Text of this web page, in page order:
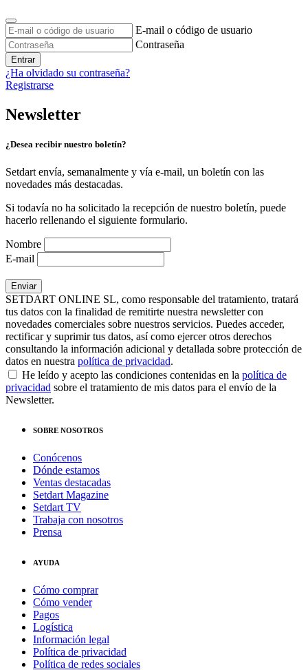
E-mail o código de usuario
Contraseña
Entrar
¿Ha olvidado su contraseña?
Registrarse
Newsletter
¿Desea recibir nuestro boletín?
Setdart envía, semanalmente y vía e-mail, un boletín con las
novedades más destacadas.
Si todavía no ha solicitado la recepción de nuestro boletín, puede
hacerlo rellenando el siguiente formulario.
Nombre
E-mail
SETDART ONLINE SL, como responsable del tratamiento, tratará
tus datos con la finalidad de remitirte nuestra newsletter con
novedades comerciales sobre nuestros servicios. Puedes acceder,
rectificar y suprimir tus datos, así como ejercer otros derechos
consultando la información adicional y detallada sobre protección de
datos en nuestra política de privacidad.
He leído y acepto las condiciones contenidas en la política de
privacidad sobre el tratamiento de mis datos para el envío de la
Newsletter.
SOBRE NOSOTROS
Conócenos
Dónde estamos
Ventas destacadas
Setdart Magazine
Setdart TV
Trabaja con nosotros
Prensa
AYUDA
Cómo comprar
Cómo vender
Pagos
Logística
Información legal
Política de privacidad
Política de redes sociales